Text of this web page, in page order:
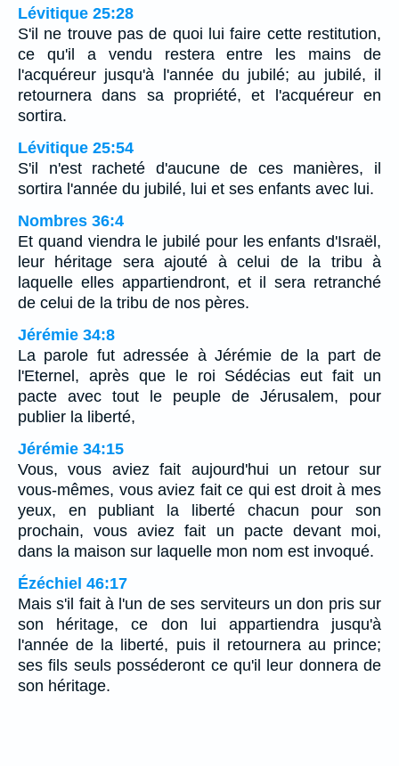
Lévitique 25:28
S'il ne trouve pas de quoi lui faire cette restitution,
ce qu'il a vendu restera entre les mains de
l'acquéreur jusqu'à l'année du jubilé; au jubilé, il
retournera dans sa propriété, et l'acquéreur en
sortira.
Lévitique 25:54
S'il n'est racheté d'aucune de ces manières, il
sortira l'année du jubilé, lui et ses enfants avec lui.
Nombres 36:4
Et quand viendra le jubilé pour les enfants d'Israël,
leur héritage sera ajouté à celui de la tribu à
laquelle elles appartiendront, et il sera retranché
de celui de la tribu de nos pères.
Jérémie 34:8
La parole fut adressée à Jérémie de la part de
l'Eternel, après que le roi Sédécias eut fait un
pacte avec tout le peuple de Jérusalem, pour
publier la liberté,
Jérémie 34:15
Vous, vous aviez fait aujourd'hui un retour sur
vous-mêmes, vous aviez fait ce qui est droit à mes
yeux, en publiant la liberté chacun pour son
prochain, vous aviez fait un pacte devant moi,
dans la maison sur laquelle mon nom est invoqué.
Ézéchiel 46:17
Mais s'il fait à l'un de ses serviteurs un don pris sur
son héritage, ce don lui appartiendra jusqu'à
l'année de la liberté, puis il retournera au prince;
ses fils seuls posséderont ce qu'il leur donnera de
son héritage.